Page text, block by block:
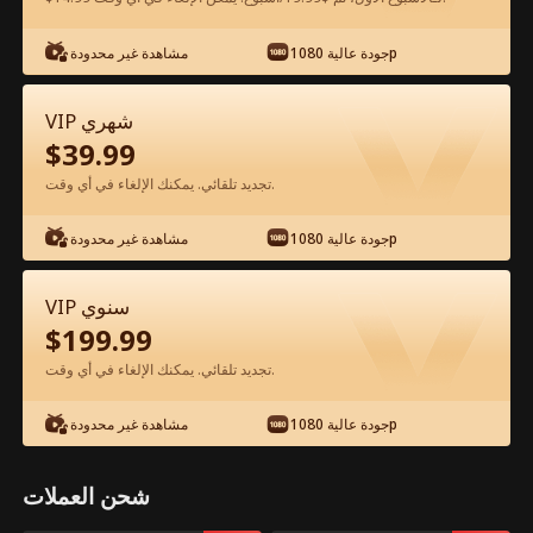
شاهد مجانًا في التطبيق
الحلقة 54 - في عيد الحب، الوريثة عرضت
علي الزواج الفيلم كامل
1-50 51-54
51 52 53 54
مشاهدة غير محدودة جودة عالية 1080p
VIP شهري
$39.99
تجديد تلقائي. يمكنك الإلغاء في أي وقت.
مشاهدة غير محدودة جودة عالية 1080p
VIP سنوي
$199.99
تجديد تلقائي. يمكنك الإلغاء في أي وقت.
مشاهدة غير محدودة جودة عالية 1080p
شحن العملات